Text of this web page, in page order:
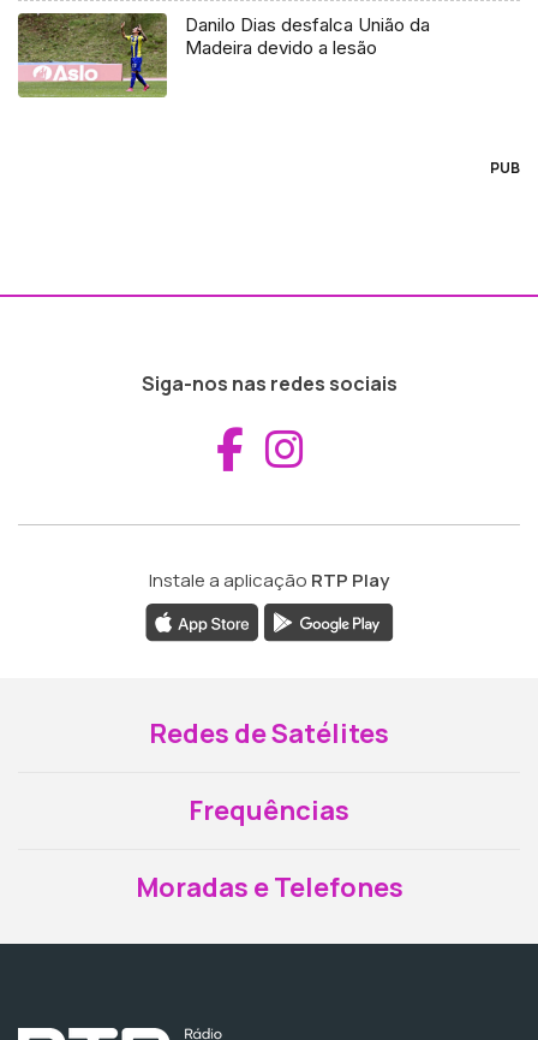
Danilo Dias desfalca União da
Madeira devido a lesão
PUB
Siga-nos nas redes sociais
Aceder ao
Instale a aplicação RTP Play
Redes de Satélites
Frequências
Moradas e Telefones